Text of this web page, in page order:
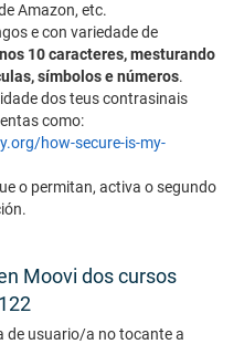
Amazon, etc.
e con variedade de
10 caracteres, mesturando
símbolos e números.
dos teus contrasinais
como:
how-secure-is-my-
o permitan, activa o segundo
Moovi dos cursos
de usuario/a no tocante a